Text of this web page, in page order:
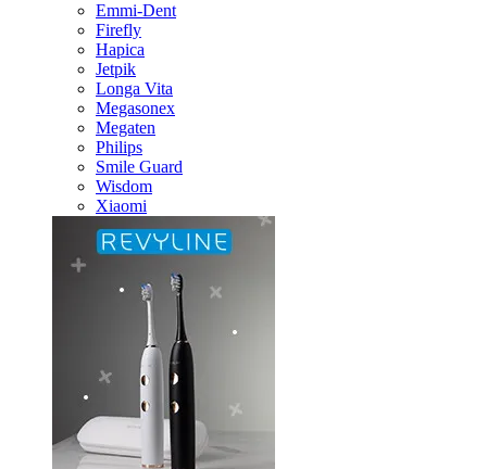
Emmi-Dent
Firefly
Hapica
Jetpik
Longa Vita
Megasonex
Megaten
Philips
Smile Guard
Wisdom
Xiaomi